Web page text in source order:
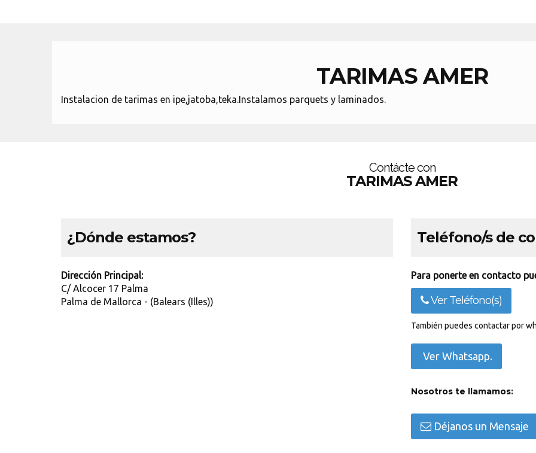
TARIMAS AMER
Instalacion de tarimas en ipe,jatoba,teka.Instalamos parquets y laminados.
Contácte con
TARIMAS AMER
¿Dónde estamos?
Dirección Principal:
C/ Alcocer 17 Palma
Palma de Mallorca - (Balears (Illes))
Teléfono/s de
Para ponerte en contacto
Ver Teléfono(s)
También puedes contactar por
Ver Whatsapp.
Nosotros te llamamos:
Déjanos un Mensaje